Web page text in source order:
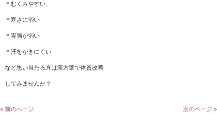
＊むくみやすい、
＊寒さに弱い
＊胃腸が弱い
＊汗をかきにくい
など思い当たる方は漢方薬で体質改善
してみませんか？
« 前のページ 次のページ »